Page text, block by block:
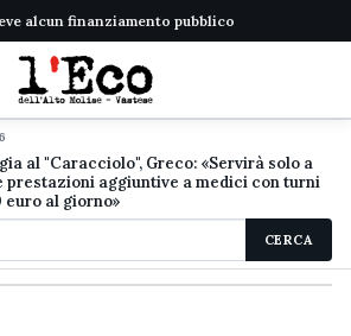
alcun finanziamento pubblico
al "Caracciolo", Greco: «Servirà solo a
prestazioni aggiuntive a medici con turni
euro al giorno»
CERCA